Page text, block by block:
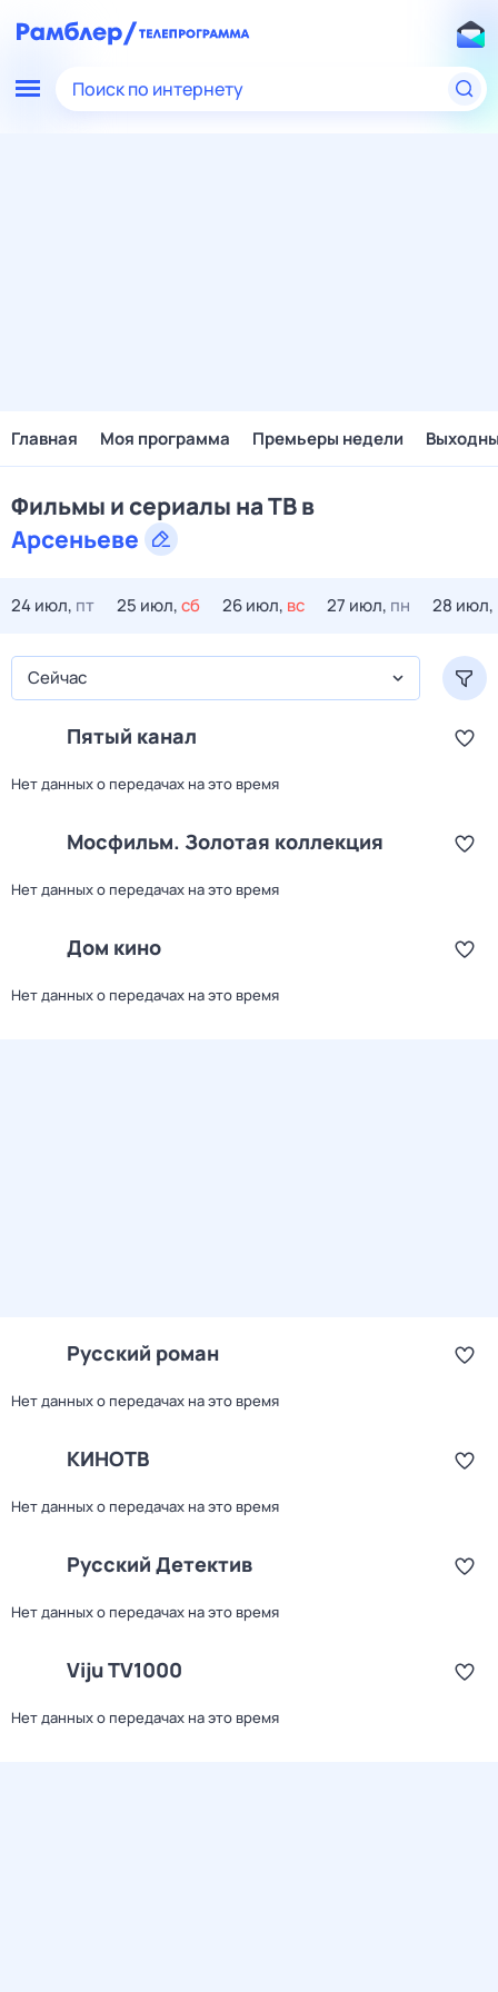
Поиск по интернету
Главная Моя программа Премьеры недели
Фильмы и сериалы на ТВ в
Арсеньеве
24 июл, пт 25 июл,сб 26 июл, вс 27 июл, пн 28 июл,
Сейчас
Пятый канал
Нет данных о передачах на это время
Мосфильм. Золотая коллекция
Нет данных о передачах на это время
Дом кино
Нет данных о передачах на это время
Русский роман
Нет данных о передачах на это время
КИНОТВ
Нет данных о передачах на это время
Русский Детектив
Нет данных о передачах на это время
Viju TV1000
Нет данных о передачах на это время